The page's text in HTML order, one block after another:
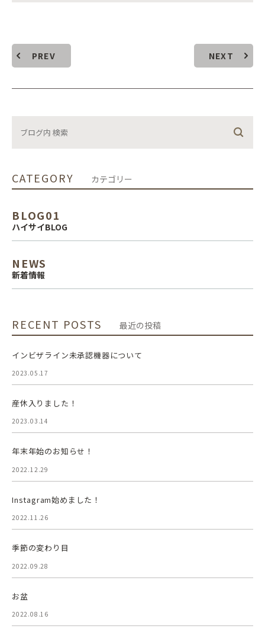
PREV NEXT
CATEGORY カテゴリー
BLOG01
ハイサイBLOG
NEWS
新着情報
RECENT POSTS 最近の投稿
インビザライン未承認機器について
2023.05.17
産休入りました！
2023.03.14
年末年始のお知らせ！
2022.12.29
Instagram始めました！
2022.11.26
季節の変わり目
2022.09.28
お盆
2022.08.16